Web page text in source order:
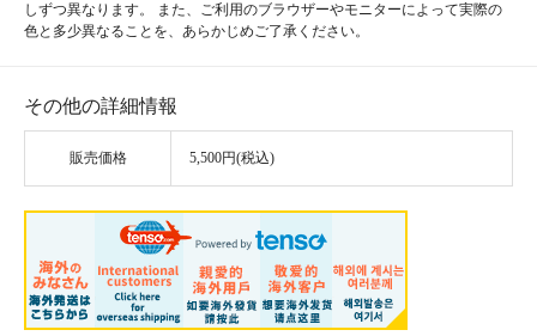
しずつ異なります。 また、ご利用のブラウザーやモニターによって実際の
色と多少異なることを、あらかじめご了承ください。
その他の詳細情報
販売価格 5,500円(税込)